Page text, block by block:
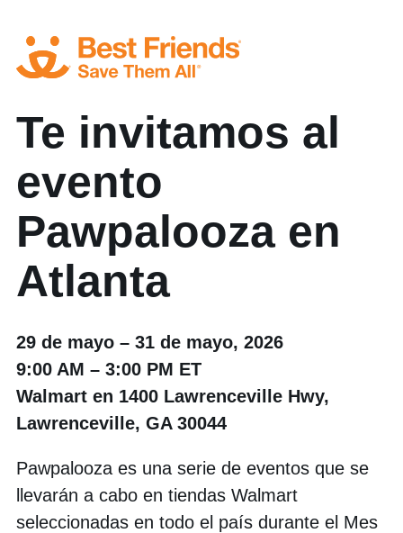
Te invitamos al
evento
Pawpalooza en
Atlanta
29 de mayo – 31 de mayo, 2026
9:00 AM – 3:00 PM ET
Walmart en 1400 Lawrenceville Hwy,
Lawrenceville, GA 30044
Pawpalooza es una serie de eventos que se
llevarán a cabo en tiendas Walmart
seleccionadas en todo el país durante el Mes